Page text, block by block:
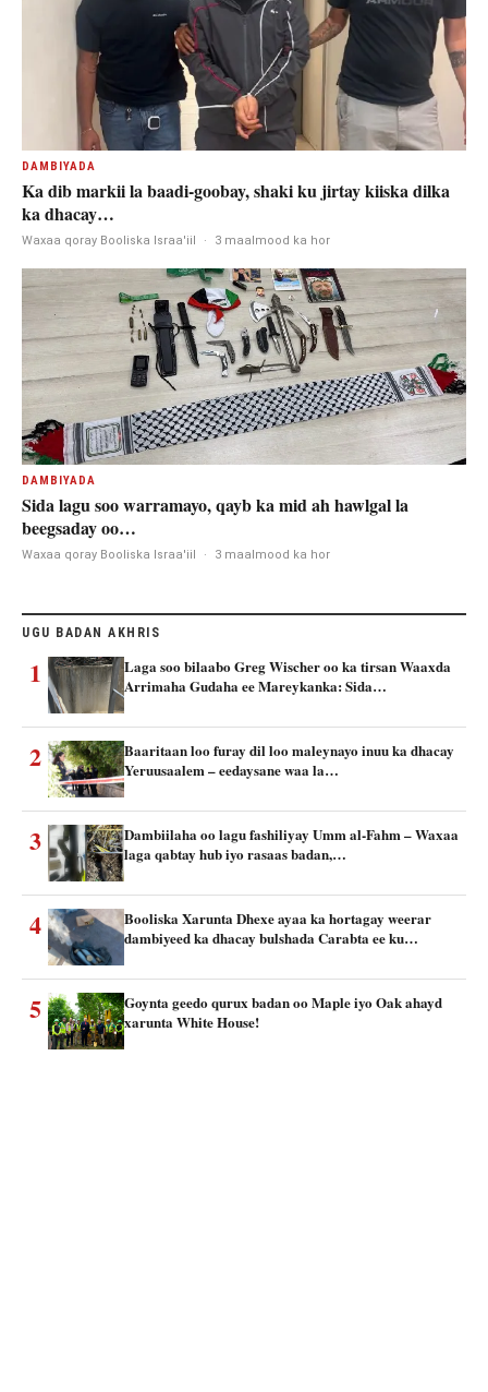
DAMBIYADA
Ka dib markii la baadi-goobay, shaki ku jirtay kiiska dilka
ka dhacay…
Waxaa qoray Booliska Israa'iil · 3 maalmood ka hor
DAMBIYADA
Sida lagu soo warramayo, qayb ka mid ah hawlgal la
beegsaday oo…
Waxaa qoray Booliska Israa'iil · 3 maalmood ka hor
UGU BADAN AKHRIS
1
Laga soo bilaabo Greg Wischer oo ka tirsan Waaxda
Arrimaha Gudaha ee Mareykanka: Sida…
2
Baaritaan loo furay dil loo maleynayo inuu ka dhacay
Yeruusaalem – eedaysane waa la…
3
Dambiilaha oo lagu fashiliyay Umm al-Fahm – Waxaa
laga qabtay hub iyo rasaas badan,…
4
Booliska Xarunta Dhexe ayaa ka hortagay weerar
dambiyeed ka dhacay bulshada Carabta ee ku…
5
Goynta geedo qurux badan oo Maple iyo Oak ahayd
xarunta White House!